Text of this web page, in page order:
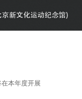
本年度开展